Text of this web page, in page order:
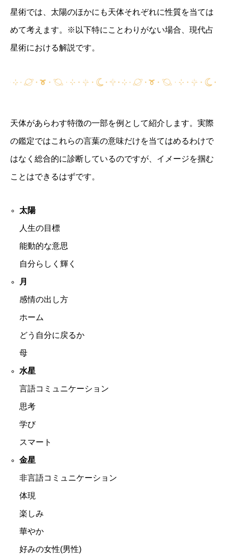
星術では、太陽のほかにも天体それぞれに性質を当ては
めて考えます。※以下特にことわりがない場合、現代占
星術における解説です。
天体があらわす特徴の一部を例として紹介します。実際
の鑑定ではこれらの言葉の意味だけを当てはめるわけで
はなく総合的に診断しているのですが、イメージを掴む
ことはできるはずです。
太陽
人生の目標
能動的な意思
自分らしく輝く
月
感情の出し方
ホーム
どう自分に戻るか
母
水星
言語コミュニケーション
思考
学び
スマート
金星
非言語コミュニケーション
体現
楽しみ
華やか
好みの女性(男性)